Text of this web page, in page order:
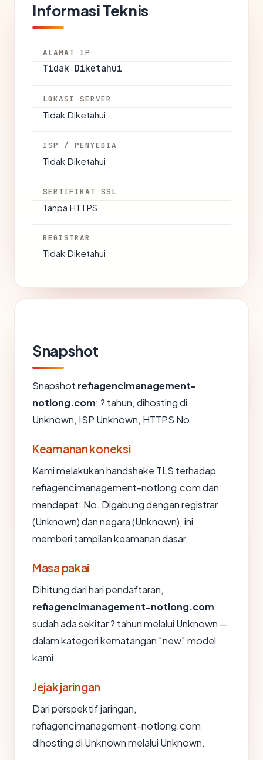
Informasi Teknis
ALAMAT IP
Tidak Diketahui
LOKASI SERVER
Tidak Diketahui
ISP / PENYEDIA
Tidak Diketahui
SERTIFIKAT SSL
Tanpa HTTPS
REGISTRAR
Tidak Diketahui
Snapshot
Snapshot refiagencimanagement-
notlong.com: ? tahun, dihosting di
Unknown, ISP Unknown, HTTPS No.
Keamanan koneksi
Kami melakukan handshake TLS terhadap
refiagencimanagement-notlong.com dan
mendapat: No. Digabung dengan registrar
(Unknown) dan negara (Unknown), ini
memberi tampilan keamanan dasar.
Masa pakai
Dihitung dari hari pendaftaran,
refiagencimanagement-notlong.com
sudah ada sekitar ? tahun melalui Unknown —
dalam kategori kematangan "new" model
kami.
Jejak jaringan
Dari perspektif jaringan,
refiagencimanagement-notlong.com
dihosting di Unknown melalui Unknown.